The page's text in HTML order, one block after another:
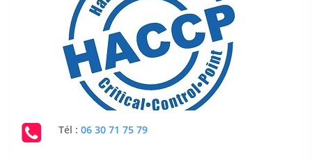
Tél : 06 30 71 75 79